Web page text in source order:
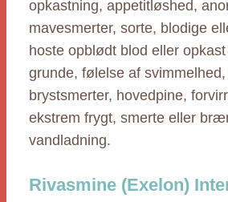
opkastning, appetitløshed,
mavesmerter, sorte, blodige
hoste opblødt blod eller
grunde, følelse af
brystsmerter, hovedpine,
ekstrem frygt, smerte eller
vandladning.
Rivasmine (Exelon)